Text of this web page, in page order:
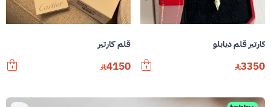
كارتير قلم ديابلو
3350
قلم كارتير
4150